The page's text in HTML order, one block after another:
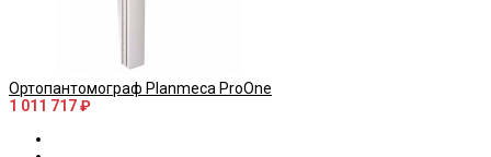
Ортопантомограф Planmeca ProOne
1 011 717 ₽